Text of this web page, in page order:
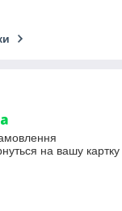
на вашу картку